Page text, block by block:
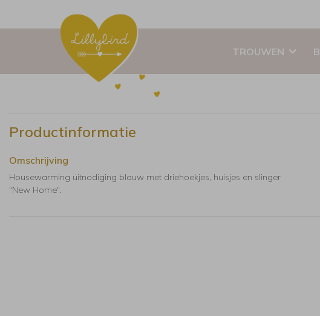
TROUWEN
Productinformatie
Omschrijving
Housewarming uitnodiging blauw met driehoekjes, huisjes en slinger
"New Home".